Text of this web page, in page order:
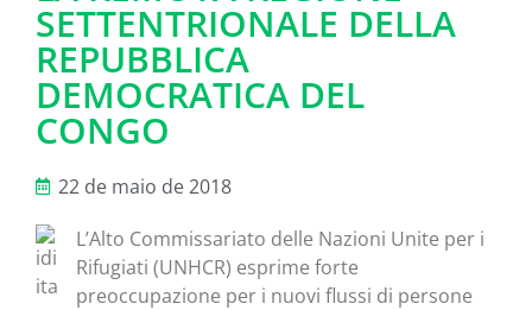
SETTENTRIONALE DELLA
REPUBBLICA
DEMOCRATICA DEL
CONGO
22 de maio de 2018
L’Alto Commissariato delle Nazioni Unite per i
Rifugiati (UNHCR) esprime forte
preoccupazione per i nuovi flussi di persone